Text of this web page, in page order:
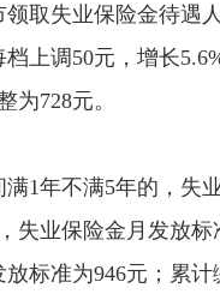
失业保险金待遇人
上调50元，增长
为728元。
不满5年的，失业
失业保险金月发放
标准为946元；累